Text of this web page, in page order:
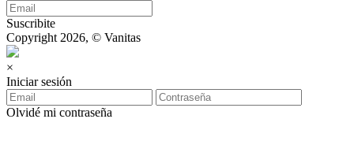
Suscribite
Copyright 2026, © Vanitas
×
Iniciar sesión
Olvidé mi contraseña